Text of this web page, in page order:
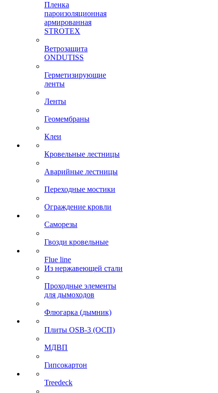
Пленка
пароизоляционная
армированная
STROTEX
Ветрозащита
ONDUTISS
Герметизирующие
ленты
Ленты
Геомембраны
Клеи
Кровельные лестницы
Аварийные лестницы
Переходные мостики
Ограждение кровли
Саморезы
Гвозди кровельные
Flue line
Из нержавеющей стали
Проходные элементы
для дымоходов
Флюгарка (дымник)
Плиты OSB-3 (ОСП)
МДВП
Гипсокартон
Treedeck